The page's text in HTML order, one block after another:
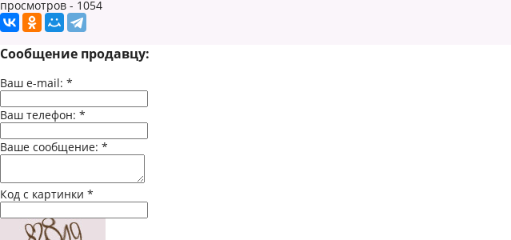
просмотров - 1054
Сообщение продавцу:
Ваш e-mail: *
Ваш телефон: *
Ваше сообщение: *
Код с картинки *